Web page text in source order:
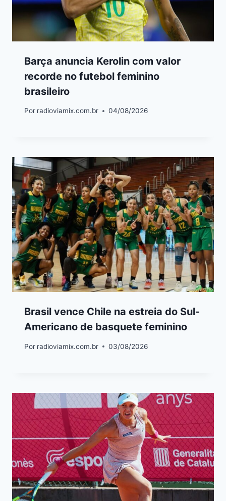
Barça anuncia Kerolin com valor
recorde no futebol feminino
brasileiro
Por radioviamix.com.br 04/08/2026
Brasil vence Chile na estreia do Sul-
Americano de basquete feminino
Por radioviamix.com.br 03/08/2026